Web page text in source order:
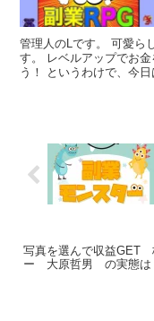
管理人のLです。 可愛ら
す。 レベルアップでお
う！ というわけで、今
写真を選んで収益GET
ー 大原哲男 の実態は